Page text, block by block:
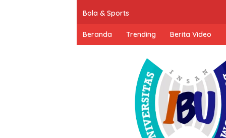
Bola & Sports
Beranda Trending Berita Video